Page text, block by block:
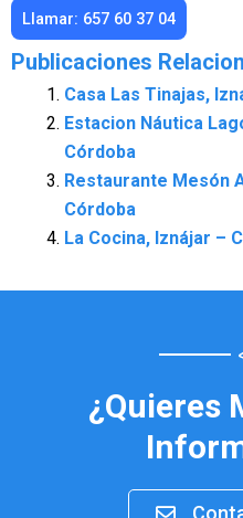
Llamar: 657 60 37 04
Publicaciones
Casa Las Tinajas,
Estacion Náutica
Córdoba
Restaurante Mesón
Córdoba
La Cocina, Iznájar –
¿Quieres